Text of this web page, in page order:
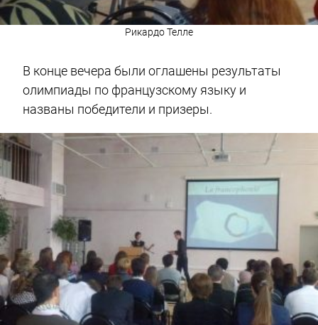
Рикардо Телле
В конце вечера были оглашены результаты
олимпиады по французскому языку и
названы победители и призеры.